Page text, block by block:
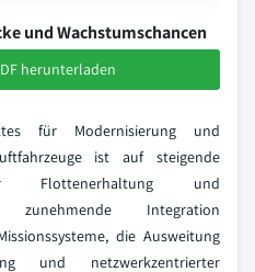
und Wachstumschancen
herunterladen
für Modernisierung und
ist auf steigende
Flottenerhaltung und
zunehmende Integration
die Ausweitung
und netzwerkzentrierter